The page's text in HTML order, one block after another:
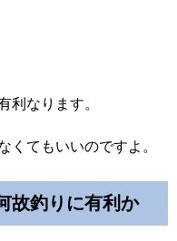
利なります。
くてもいいのですよ。
故釣りに有利か